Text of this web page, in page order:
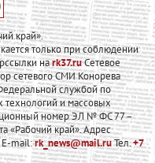
край».
только при соблюдении
наrk37.ruСетевое
сетевого СМИ Конорева
службой по
и массовых
номер ЭЛ № ФС 77 –
«Рабочий край». Адрес
E-mail:rk_news@mail.ruТел.+7